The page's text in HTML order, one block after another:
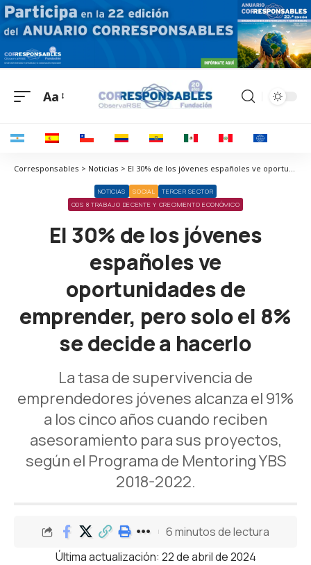
Aa
Corresponsables > Noticias > El 30% de los jóvenes españoles ve oportunidades de emprender, pero solo el 8% se decide a hacerlo
NOTICIAS SOCIAL
TERCER SECTOR
ODS 8 TRABAJO DECENTE Y CRECIMIENTO ECONÓMICO
El 30% de los jóvenes
españoles ve
oportunidades de
emprender, pero solo el 8%
se decide a hacerlo
La tasa de supervivencia de
emprendedores jóvenes alcanza el 91%
a los cinco años cuando reciben
asesoramiento para sus proyectos,
según el Programa de Mentoring YBS
2018-2022.
Última actualización: 22 de abril de 2024
6 minutos de lectura